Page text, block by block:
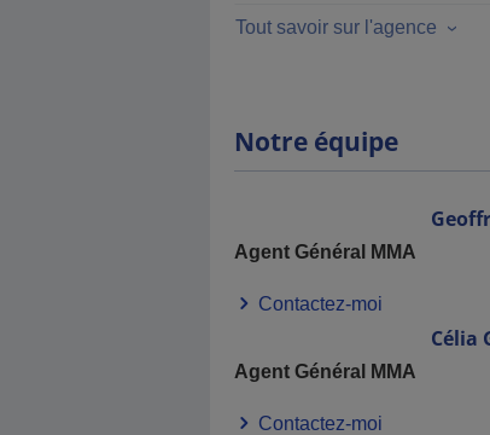
Tout savoir sur l'agence
Notre équipe
Agent Général MMA
Contactez-moi
Célia
Agent Général MMA
Contactez-moi